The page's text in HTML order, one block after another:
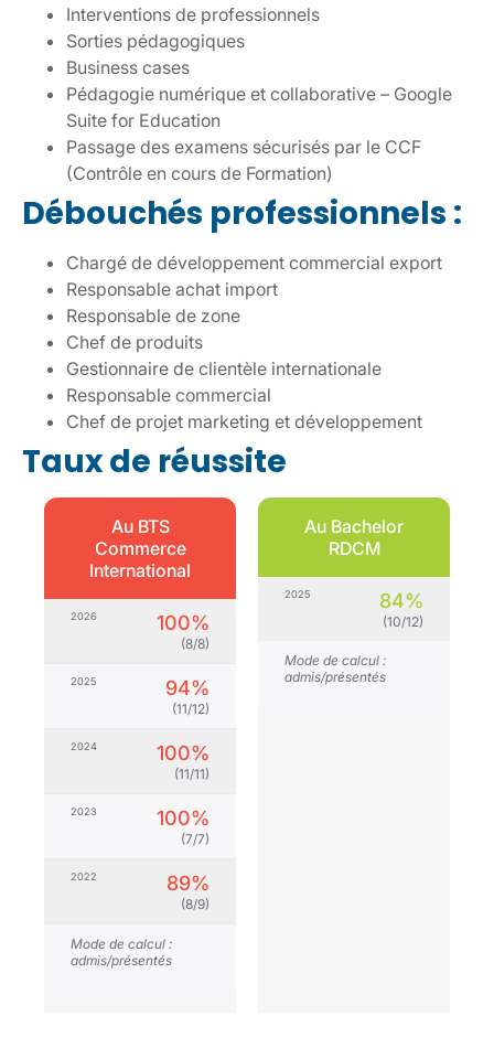
Interventions de professionnels
Sorties pédagogiques
Business cases
Pédagogie numérique et collaborative – Google
Suite for Education
Passage des examens sécurisés par le CCF
(Contrôle en cours de Formation)
Débouchés professionnels :
Chargé de développement commercial export
Responsable achat import
Responsable de zone
Chef de produits
Gestionnaire de clientèle internationale
Responsable commercial
Chef de projet marketing et développement
Taux de réussite
Au BTS
Commerce
International
2026 100%
(8/8)
2025 94%
(11/12)
2024 100%
(11/11)
2023 100%
(7/7)
2022 89%
(8/9)
Mode de calcul :
admis/présentés
Au Bachelor
RDCM
2025 84%
(10/12)
Mode de calcul :
admis/présentés